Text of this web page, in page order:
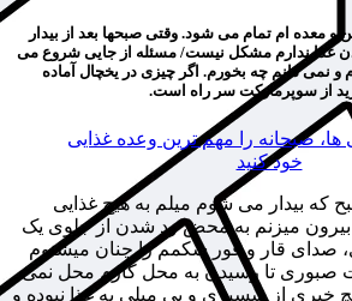
و معده ام تمام می شود. وقتی صبحها بعد از بیدار
غذا ندارم مشکل نیست/ مسئله از جایی شروع می
نمی دانم چه بخورم. اگر چیزی در یخچال آماده
از سوپرمارکت سر راه است.
که بیدار می شوم میلم به هیچ غذایی
بیرون میزنم به محض رد شدن از جلوی یک
صدای قار و قور شکمم را چنان میشنوم
صبوری تا رسیدن به محل کارم محل نمی
خبری از سسیری و بی میلی به غذا نبوده و